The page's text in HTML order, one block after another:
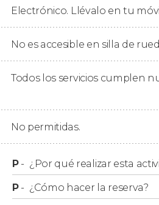
Electrónico. Llévalo en tu
No es accesible en silla de
Todos los servicios cumplen
No permitidas.
P- ¿Por qué realizar esta
P- ¿Cómo hacer la reserva?